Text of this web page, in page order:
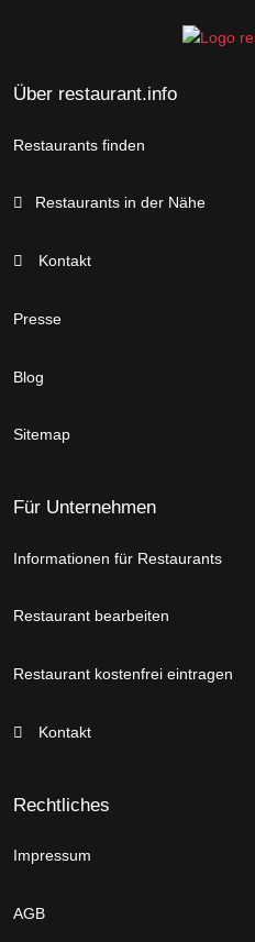
Über restaurant.info
Restaurants finden
Restaurants in der Nähe
Kontakt
Presse
Blog
Sitemap
Für Unternehmen
Informationen für Restaurants
Restaurant bearbeiten
Restaurant kostenfrei eintragen
Kontakt
Rechtliches
Impressum
AGB